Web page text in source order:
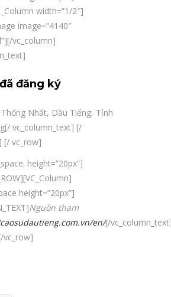
width=”1/2″]
image=”4140″
vc_column]
đăng ký
Nhất, Dầu Tiếng, Tỉnh
[/ vc_column_text] [/
[/ vc_row]
height=”20px”]
height=”20px”]
Nguồn tham
en/[/
vc_row]